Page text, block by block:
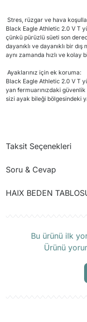
Stres, rüzgar ve hava
Black Eagle Athletic 2.0 V T
çünkü pürüzlü süeti son
dayanıklı ve dayanıklı bir
aynı zamanda hızlı ve kolay
Ayaklarınız için ek koruma:
Black Eagle Athletic 2.0 V T
yan fermuarınızdaki
sizi ayak bileği bölgesindeki
Taksit Seçenekleri
Soru & Cevap
HAIX BEDEN
Bu ürünü ilk
Ürünü